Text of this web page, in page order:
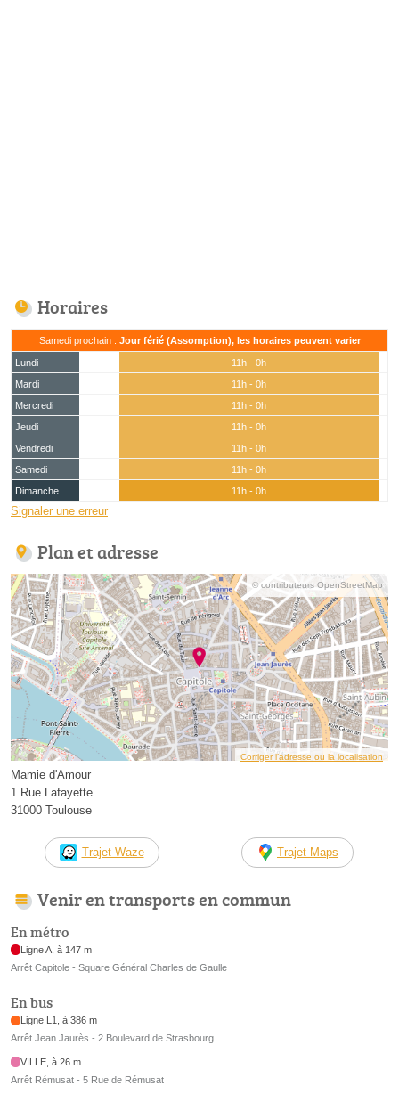
Horaires
Samedi prochain : Jour férié (Assomption), les horaires peuvent varier
Lundi
11h - 0h
Mardi
11h - 0h
Mercredi
11h - 0h
Jeudi
11h - 0h
Vendredi
11h - 0h
Samedi
11h - 0h
Dimanche
11h - 0h
Signaler une erreur
Plan et adresse
© contributeurs OpenStreetMap
Corriger l’adresse ou la localisation
Mamie d'Amour
1 Rue Lafayette
31000 Toulouse
Trajet Waze Trajet Maps
Venir en transports en commun
En métro
Ligne A, à 147 m
Arrêt Capitole - Square Général Charles de Gaulle
En bus
Ligne L1, à 386 m
Arrêt Jean Jaurès - 2 Boulevard de Strasbourg
VILLE, à 26 m
Arrêt Rémusat - 5 Rue de Rémusat